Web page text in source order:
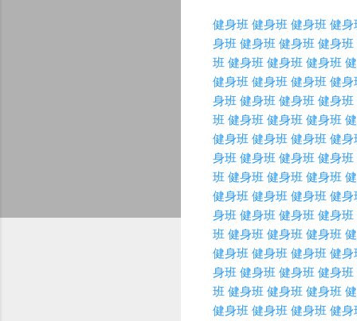
健身班 健身班 健身班 健身
身班 健身班 健身班 健身班
班 健身班 健身班 健身班
健身班 健身班 健身班 健身
身班 健身班 健身班 健身班
班 健身班 健身班 健身班
健身班 健身班 健身班 健身
身班 健身班 健身班 健身班
班 健身班 健身班 健身班
健身班 健身班 健身班 健身
身班 健身班 健身班 健身班
班 健身班 健身班 健身班
健身班 健身班 健身班 健身
身班 健身班 健身班 健身班
班 健身班 健身班 健身班
健身班 健身班 健身班 健身